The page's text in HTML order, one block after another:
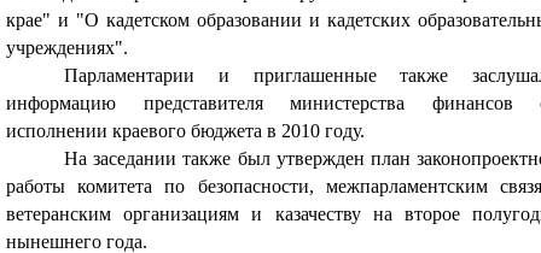
крае" и "О кадетском образовании и кадетских
учреждениях".
Парламентарии и приглашенные также
информацию представителя министерства финансов
исполнении краевого бюджета в 2010 году.
На заседании также был утвержден план
работы комитета по безопасности, межпарламентским
ветеранским организациям и казачеству на второе
нынешнего года.